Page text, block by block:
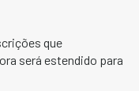
que
será estendido para